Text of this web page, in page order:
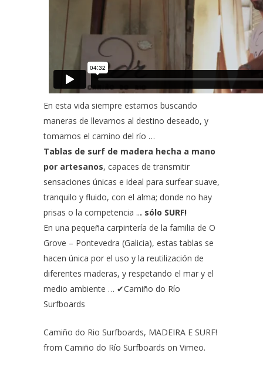
En esta vida siempre estamos buscando
maneras de llevarnos al destino deseado, y
tomamos el camino del río …
Tablas de surf de madera hecha a mano
por artesanos, capaces de transmitir
sensaciones únicas e ideal para surfear suave,
tranquilo y fluido, con el alma; donde no hay
prisas o la competencia ... sólo SURF!
En una pequeña carpintería de la familia de O
Grove – Pontevedra (Galicia), estas tablas se
hacen única por el uso y la reutilización de
diferentes maderas, y respetando el mar y el
medio ambiente … ✔Camiño do Río
Surfboards
Camiño do Rio Surfboards, MADEIRA E SURF!
from Camiño do Río Surfboards on Vimeo.